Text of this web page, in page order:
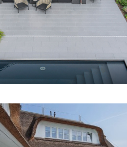
mit sehr harmonischem
Naturstein-Splitte. CleanTop-Schutz